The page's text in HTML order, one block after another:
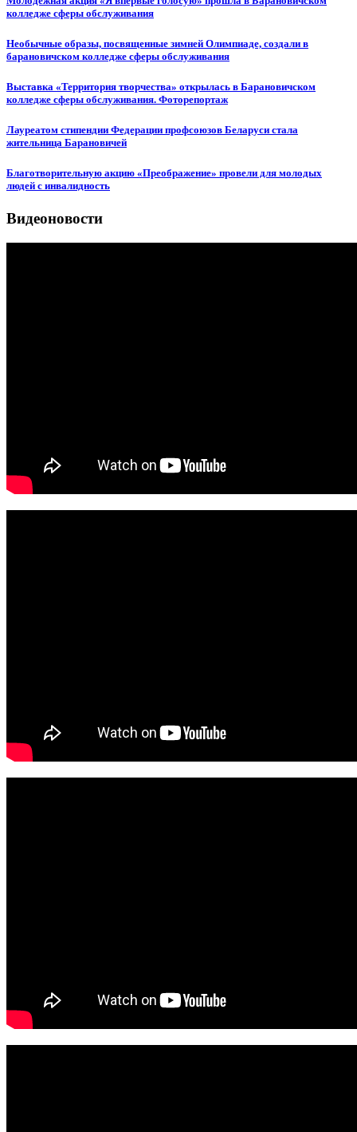
колледже сферы обслуживания
Необычные образы, посвященные зимней Олимпиаде, создали в
барановичском колледже сферы обслуживания
Выставка «Территория творчества» открылась в Барановичском
колледже сферы обслуживания. Фоторепортаж
Лауреатом стипендии Федерации профсоюзов Беларуси стала
жительница Барановичей
Благотворительную акцию «Преображение» провели для молодых
людей с инвалидность
Видеоновости